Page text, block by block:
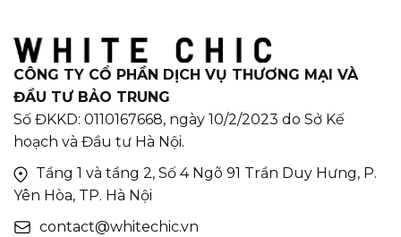
CÔNG TY CỔ PHẦN DỊCH VỤ THƯƠNG MẠI VÀ
ĐẦU TƯ BẢO TRUNG
Số ĐKKD: 0110167668, ngày 10/2/2023 do Sở Kế
hoạch và Đầu tư Hà Nội.
Tầng 1 và tầng 2, Số 4 Ngõ 91 Trần Duy Hưng, P.
Yên Hòa, TP. Hà Nội
contact@whitechic.vn